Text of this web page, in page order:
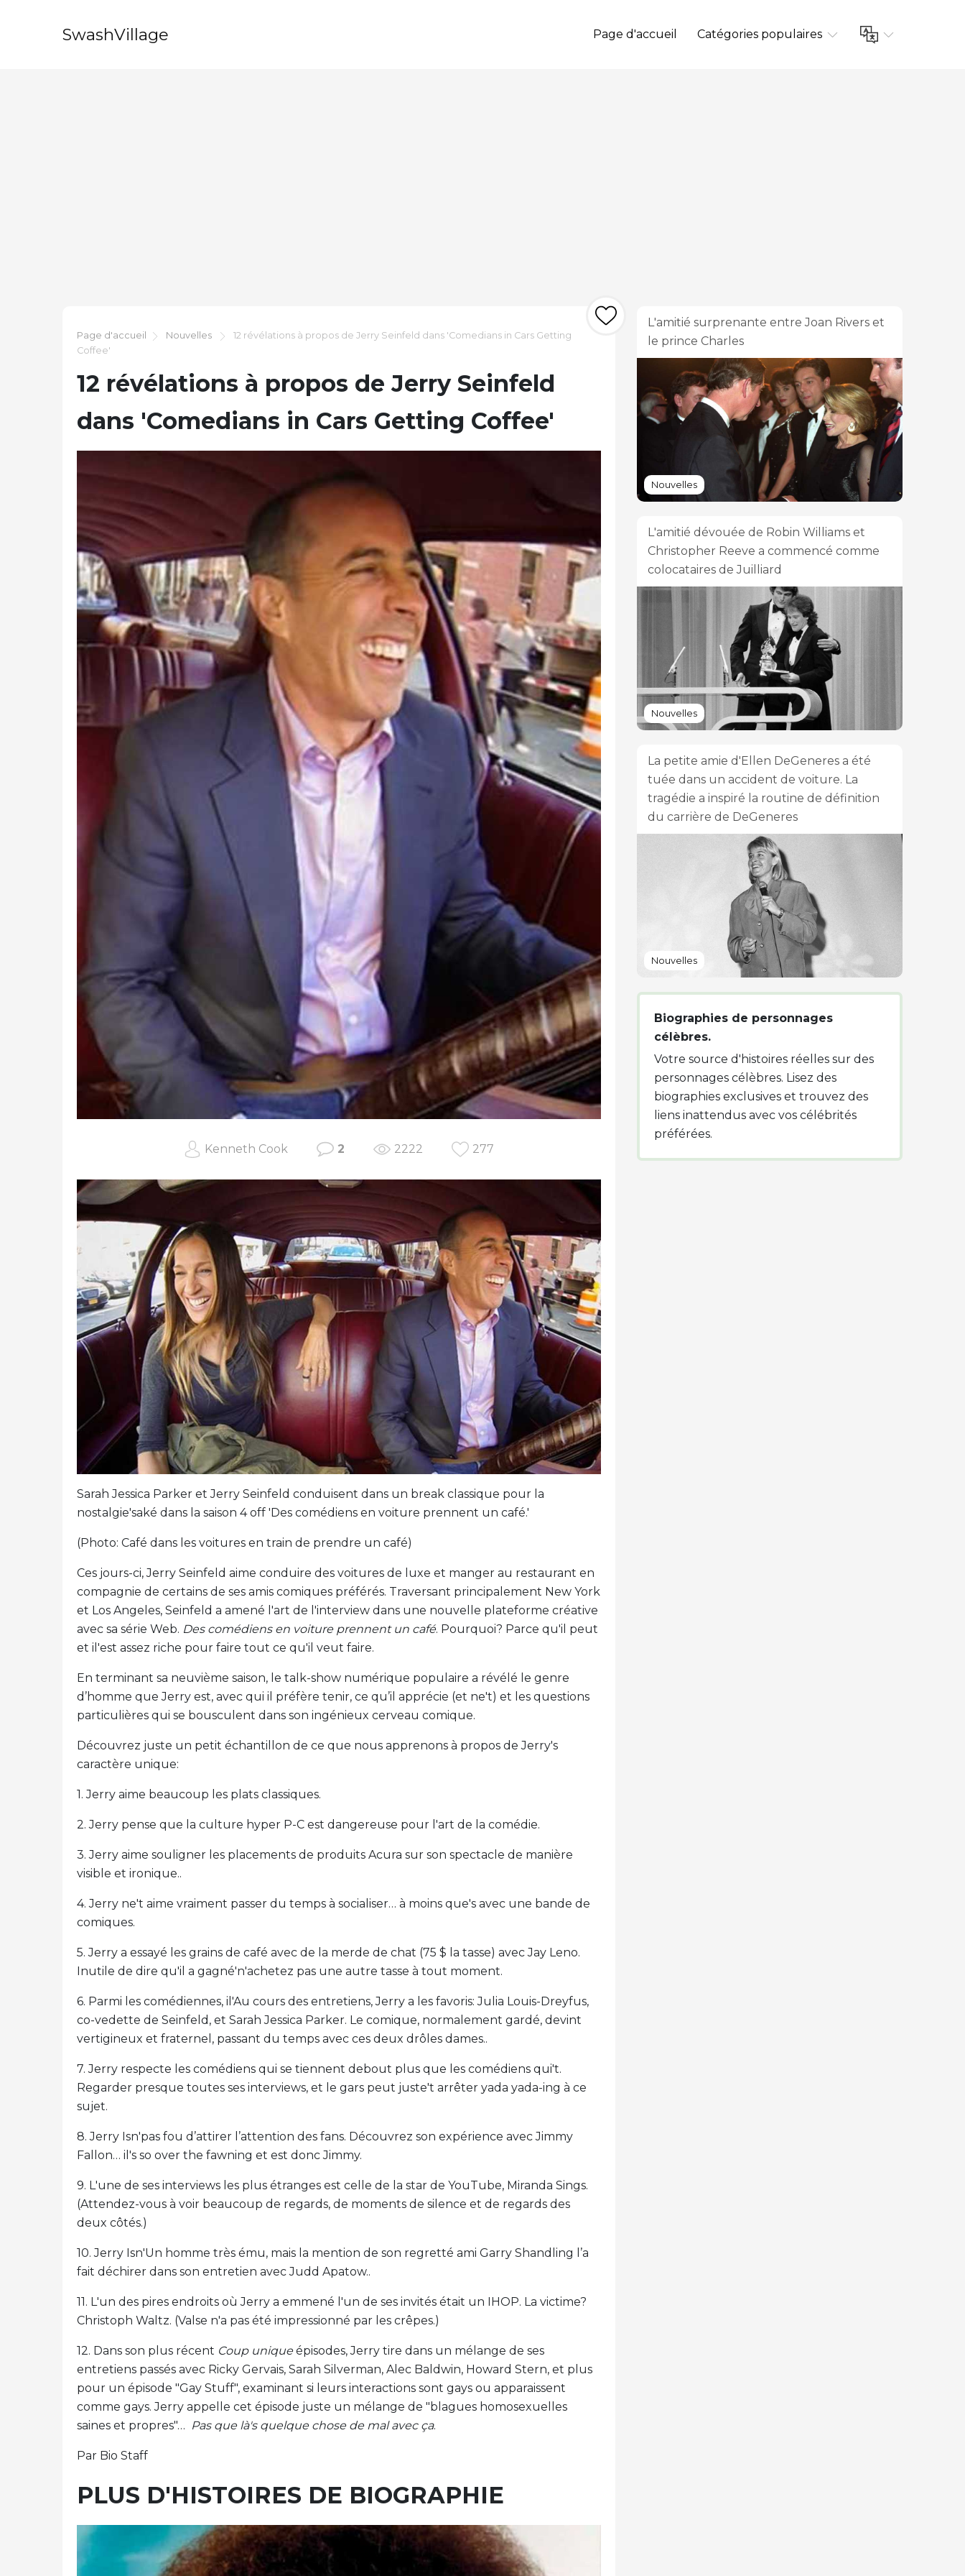
SwashVillage Page d'accueil Catégories populaires
Page d'accueil Nouvelles
12 révélations à propos de Jerry Seinfeld dans 'Comedians in Cars Getting
Coffee'
12 révélations à propos de Jerry Seinfeld
dans 'Comedians in Cars Getting Coffee'
Kenneth Cook 2 2222 277
Sarah Jessica Parker et Jerry Seinfeld conduisent dans un break classique pour la
nostalgie'saké dans la saison 4 off 'Des comédiens en voiture prennent un café.'
(Photo: Café dans les voitures en train de prendre un café)
Ces jours-ci, Jerry Seinfeld aime conduire des voitures de luxe et manger au restaurant en
compagnie de certains de ses amis comiques préférés. Traversant principalement New York
et Los Angeles, Seinfeld a amené l'art de l'interview dans une nouvelle plateforme créative
avec sa série Web. Des comédiens en voiture prennent un café. Pourquoi? Parce qu'il peut
et il'est assez riche pour faire tout ce qu'il veut faire.
En terminant sa neuvième saison, le talk-show numérique populaire a révélé le genre
d’homme que Jerry est, avec qui il préfère tenir, ce qu’il apprécie (et ne't) et les questions
particulières qui se bousculent dans son ingénieux cerveau comique.
Découvrez juste un petit échantillon de ce que nous apprenons à propos de Jerry's
caractère unique:
1. Jerry aime beaucoup les plats classiques.
2. Jerry pense que la culture hyper P-C est dangereuse pour l'art de la comédie.
3. Jerry aime souligner les placements de produits Acura sur son spectacle de manière
visible et ironique..
4. Jerry ne't aime vraiment passer du temps à socialiser… à moins que's avec une bande de
comiques.
5. Jerry a essayé les grains de café avec de la merde de chat (75 $ la tasse) avec Jay Leno.
Inutile de dire qu'il a gagné'n'achetez pas une autre tasse à tout moment.
6. Parmi les comédiennes, il'Au cours des entretiens, Jerry a les favoris: Julia Louis-Dreyfus,
co-vedette de Seinfeld, et Sarah Jessica Parker. Le comique, normalement gardé, devint
vertigineux et fraternel, passant du temps avec ces deux drôles dames..
7. Jerry respecte les comédiens qui se tiennent debout plus que les comédiens qui't.
Regarder presque toutes ses interviews, et le gars peut juste't arrêter yada yada-ing à ce
sujet.
8. Jerry Isn'pas fou d’attirer l’attention des fans. Découvrez son expérience avec Jimmy
Fallon… il's so over the fawning et est donc Jimmy.
9. L'une de ses interviews les plus étranges est celle de la star de YouTube, Miranda Sings.
(Attendez-vous à voir beaucoup de regards, de moments de silence et de regards des
deux côtés.)
10. Jerry Isn'Un homme très ému, mais la mention de son regretté ami Garry Shandling l’a
fait déchirer dans son entretien avec Judd Apatow..
11. L'un des pires endroits où Jerry a emmené l'un de ses invités était un IHOP. La victime?
Christoph Waltz. (Valse n'a pas été impressionné par les crêpes.)
12. Dans son plus récent Coup uniqueépisodes, Jerry tire dans un mélange de ses
entretiens passés avec Ricky Gervais, Sarah Silverman, Alec Baldwin, Howard Stern, et plus
pour un épisode "Gay Stuff", examinant si leurs interactions sont gays ou apparaissent
comme gays. Jerry appelle cet épisode juste un mélange de "blagues homosexuelles
saines et propres"… Pas que là's quelque chose de mal avec ça.
Par Bio Staff
PLUS D'HISTOIRES DE BIOGRAPHIE
L'amitié surprenante entre Joan Rivers et
le prince Charles
Nouvelles
L'amitié dévouée de Robin Williams et
Christopher Reeve a commencé comme
colocataires de Juilliard
Nouvelles
La petite amie d'Ellen DeGeneres a été
tuée dans un accident de voiture. La
tragédie a inspiré la routine de définition
du carrière de DeGeneres
Nouvelles
Biographies de personnages
célèbres.
Votre source d'histoires réelles sur des
personnages célèbres. Lisez des
biographies exclusives et trouvez des
liens inattendus avec vos célébrités
préférées.